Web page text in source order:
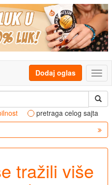
Dodaj oglas
pretraga celog sajta
tražili više